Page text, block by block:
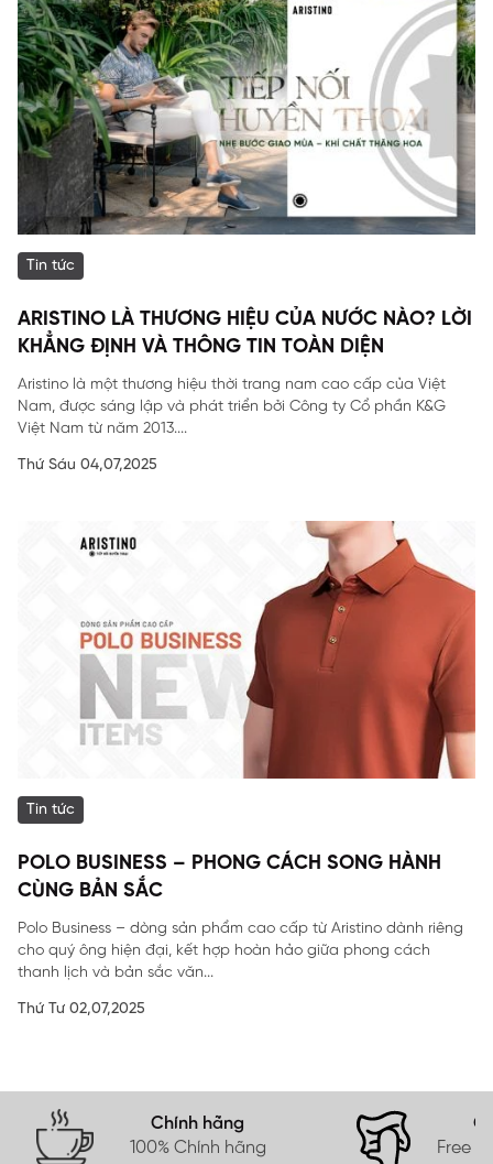
Tin tức
ARISTINO LÀ THƯƠNG HIỆU CỦA NƯỚC NÀO? LỜI
KHẲNG ĐỊNH VÀ THÔNG TIN TOÀN DIỆN
Aristino là một thương hiệu thời trang nam cao cấp của Việt
Nam, được sáng lập và phát triển bởi Công ty Cổ phần K&G
Việt Nam từ năm 2013....
Thứ Sáu 04,07,2025
Tin tức
POLO BUSINESS – PHONG CÁCH SONG HÀNH
CÙNG BẢN SẮC
Polo Business – dòng sản phẩm cao cấp từ Aristino dành riêng
cho quý ông hiện đại, kết hợp hoàn hảo giữa phong cách
thanh lịch và bản sắc văn...
Thứ Tư 02,07,2025
Chính hãng
100% Chính hãng
Free